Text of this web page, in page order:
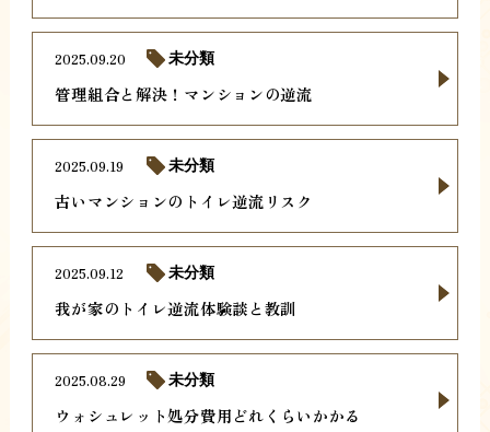
管理組合と解決！マンションの逆流
2025.09.20 未分類
古いマンションのトイレ逆流リスク
2025.09.19 未分類
我が家のトイレ逆流体験談と教訓
2025.09.12 未分類
ウォシュレット処分費用どれくらいかかる
2025.08.29 未分類